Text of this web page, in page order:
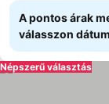
A pontos árak
válasszon
Népszerű választás